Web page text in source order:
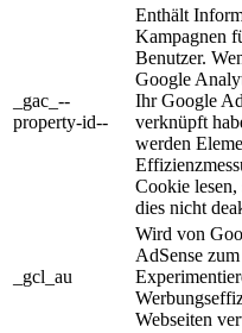
_gac_--
property-id--
Enthält
Kampagnen
Benutzer.
Google
Ihr Google
verknüpft
werden
Cookie lesen,
dies nicht
_gcl_au
Wird von
AdSense zum
Webseiten